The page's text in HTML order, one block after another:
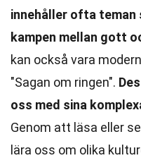
innehåller ofta
kampen mellan gott
kan också vara
"Sagan om ringen".
oss med sina
Genom att läsa eller
lära oss om olika